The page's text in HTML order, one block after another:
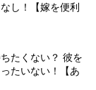
し！【嫁を便利
たくない？ 彼を
たいない！【あ